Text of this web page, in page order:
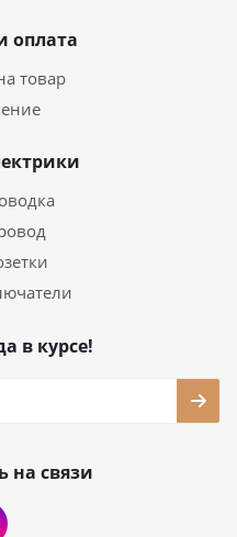
оплата
товар
в курсе!
на связи